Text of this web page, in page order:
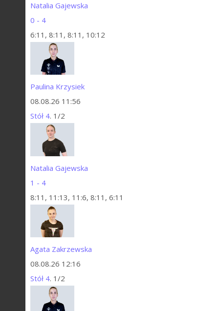
Natalia Gajewska
0 - 4
6:11, 8:11, 8:11, 10:12
Paulina Krzysiek
08.08.26 11:56
Stół 4. 1/2
Natalia Gajewska
1 - 4
8:11, 11:13, 11:6, 8:11, 6:11
Agata Zakrzewska
08.08.26 12:16
Stół 4. 1/2